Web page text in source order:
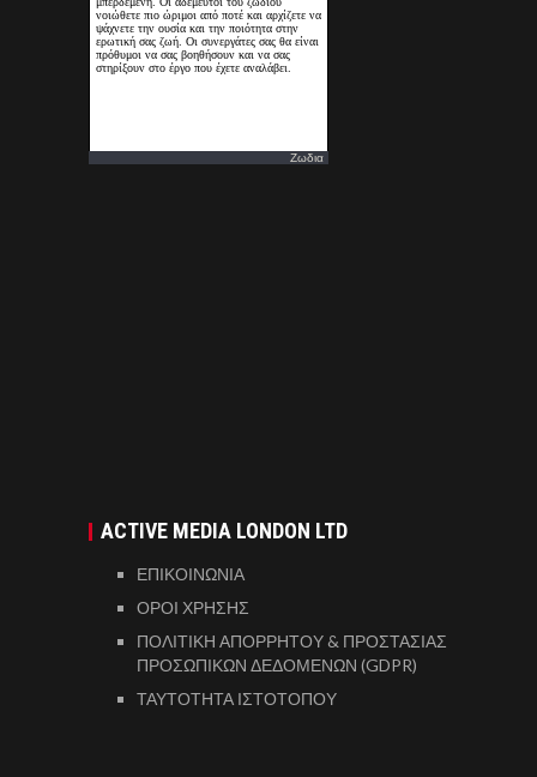
Ζωδια
ACTIVE MEDIA LONDON LTD
ΕΠΙΚΟΙΝΩΝΙΑ
ΟΡΟΙ ΧΡΗΣΗΣ
ΠΟΛΙΤΙΚΗ ΑΠΟΡΡΗΤΟΥ & ΠΡΟΣΤΑΣΙΑΣ
ΠΡΟΣΩΠΙΚΩΝ ΔΕΔΟΜΕΝΩΝ (GDPR)
ΤΑΥΤΟΤΗΤΑ ΙΣΤΟΤΟΠΟΥ